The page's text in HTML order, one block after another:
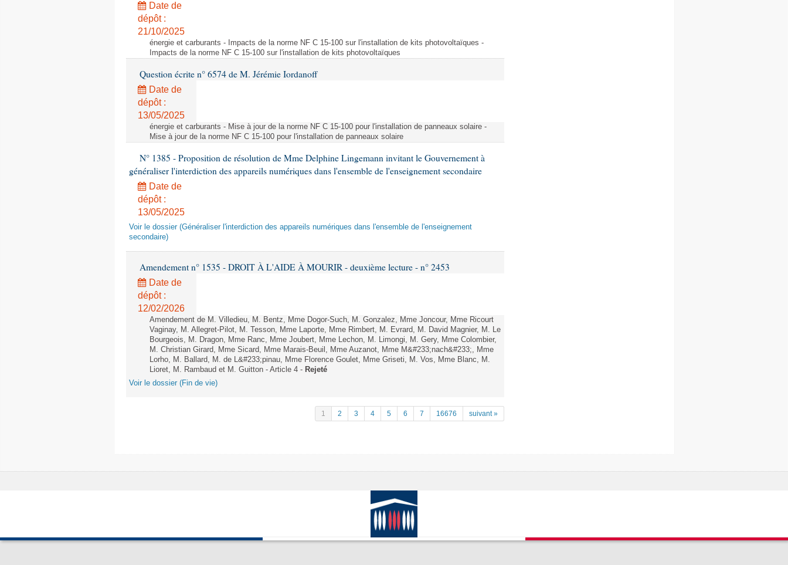
Date de
dépôt :
21/10/2025
énergie et carburants - Impacts de la norme NF C 15-100 sur l'installation de kits photovoltaïques -
Impacts de la norme NF C 15-100 sur l'installation de kits photovoltaïques
Question écrite n° 6574 de M. Jérémie Iordanoff
Date de
dépôt :
13/05/2025
énergie et carburants - Mise à jour de la norme NF C 15-100 pour l'installation de panneaux solaire -
Mise à jour de la norme NF C 15-100 pour l'installation de panneaux solaire
N° 1385 - Proposition de résolution de Mme Delphine Lingemann invitant le Gouvernement à
généraliser l'interdiction des appareils numériques dans l'ensemble de l'enseignement secondaire
Date de
dépôt :
13/05/2025
Voir le dossier (Généraliser l'interdiction des appareils numériques dans l'ensemble de l'enseignement
secondaire)
Amendement n° 1535 - DROIT À L'AIDE À MOURIR - deuxième lecture - n° 2453
Date de
dépôt :
12/02/2026
Amendement de M. Villedieu, M. Bentz, Mme Dogor-Such, M. Gonzalez, Mme Joncour, Mme Ricourt
Vaginay, M. Allegret-Pilot, M. Tesson, Mme Laporte, Mme Rimbert, M. Evrard, M. David Magnier, M. Le
Bourgeois, M. Dragon, Mme Ranc, Mme Joubert, Mme Lechon, M. Limongi, M. Gery, Mme Colombier,
M. Christian Girard, Mme Sicard, Mme Marais-Beuil, Mme Auzanot, Mme M&#233;nach&#233;, Mme
Lorho, M. Ballard, M. de L&#233;pinau, Mme Florence Goulet, Mme Griseti, M. Vos, Mme Blanc, M.
Lioret, M. Rambaud et M. Guitton - Article 4 - Rejeté
Voir le dossier (Fin de vie)
1 2 3 4 5 6 7 16676 suivant »